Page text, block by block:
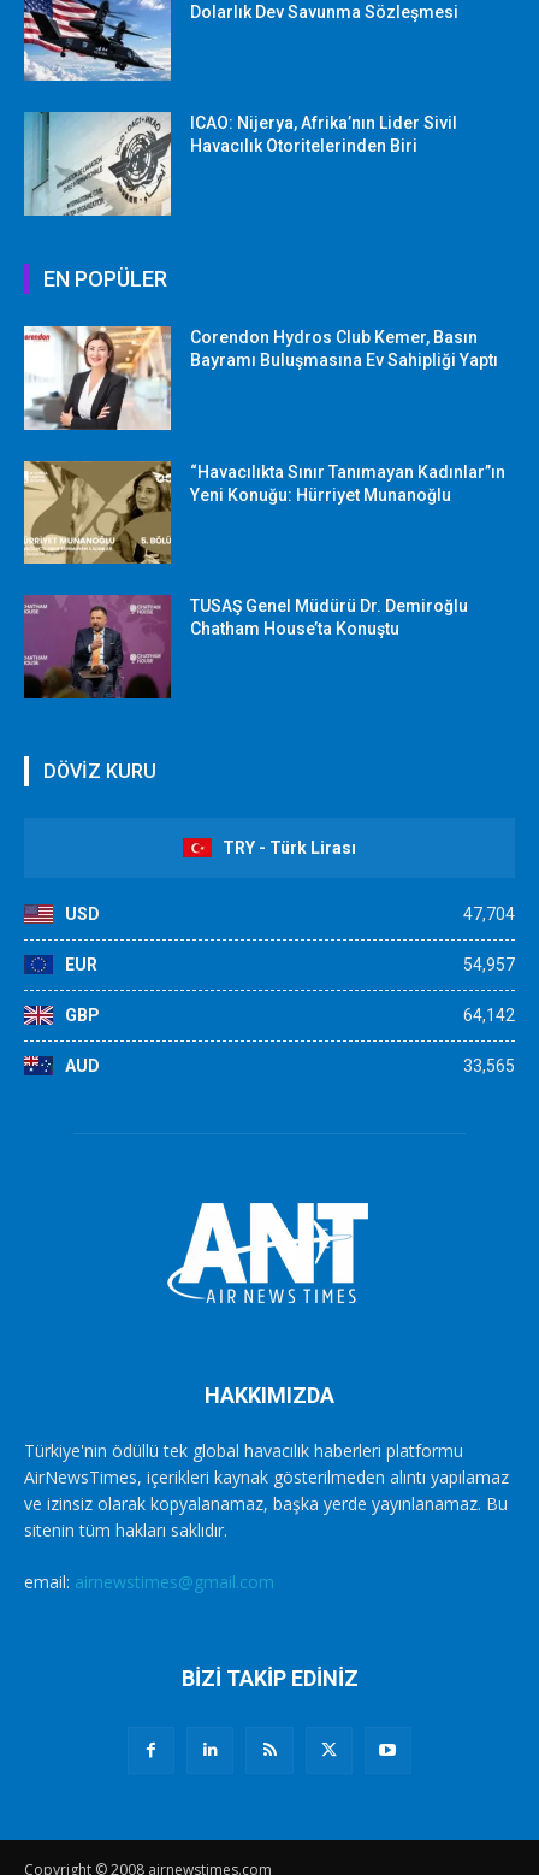
Dolarlık Dev Savunma Sözleşmesi
ICAO: Nijerya, Afrika’nın Lider Sivil
Havacılık Otoritelerinden Biri
EN POPÜLER
Corendon Hydros Club Kemer, Basın
Bayramı Buluşmasına Ev Sahipliği Yaptı
“Havacılıkta Sınır Tanımayan Kadınlar”ın
Yeni Konuğu: Hürriyet Munanoğlu
TUSAŞ Genel Müdürü Dr. Demiroğlu
Chatham House’ta Konuştu
DÖVİZ KURU
TRY - Türk Lirası
USD 47,704
EUR 54,957
GBP 64,142
AUD 33,565
HAKKIMIZDA
Türkiye'nin ödüllü tek global havacılık haberleri platformu
AirNewsTimes, içerikleri kaynak gösterilmeden alıntı yapılamaz
ve izinsiz olarak kopyalanamaz, başka yerde yayınlanamaz. Bu
sitenin tüm hakları saklıdır.
email: airnewstimes@gmail.com
BİZİ TAKİP EDİNİZ
Copyright © 2008 airnewstimes.com